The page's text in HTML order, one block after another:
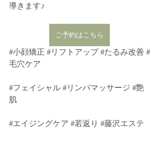
導きます♪
ご予約はこちら
#小顔矯正 #リフトアップ #たるみ改善 #
毛穴ケア
#フェイシャル #リンパマッサージ #艶
肌
#エイジングケア #若返り #藤沢エステ